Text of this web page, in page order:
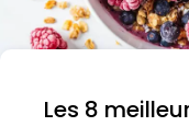
Les 8